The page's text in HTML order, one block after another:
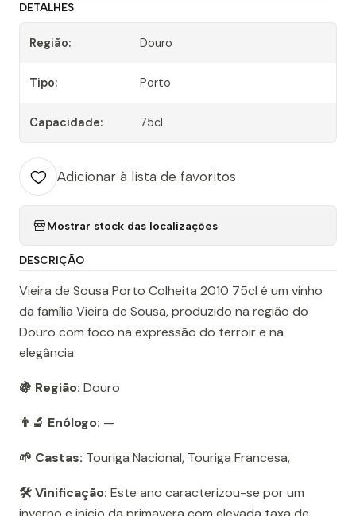
DETALHES
Região: Douro
Tipo: Porto
Capacidade: 75cl
Adicionar à lista de favoritos
Mostrar stock das localizações
DESCRIÇÃO
Vieira de Sousa Porto Colheita 2010 75cl é um vinho
da família Vieira de Sousa, produzido na região do
Douro com foco na expressão do terroir e na
elegância.
🍇 Região: Douro
👨‍🔬 Enólogo: —
🌱 Castas: Touriga Nacional, Touriga Francesa,
🛠️ Vinificação: Este ano caracterizou-se por um